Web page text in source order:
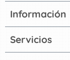
Información
Servicios